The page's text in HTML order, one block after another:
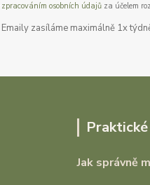
zpracováním osobních údajů za účelem
Emaily zasíláme maximálně 1x
Jak správně